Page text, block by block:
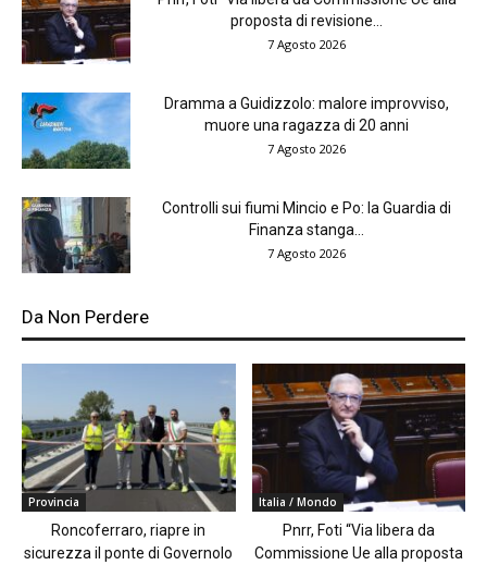
proposta di revisione...
7 Agosto 2026
Dramma a Guidizzolo: malore improvviso,
muore una ragazza di 20 anni
7 Agosto 2026
Controlli sui fiumi Mincio e Po: la Guardia di
Finanza stanga...
7 Agosto 2026
Da Non Perdere
Provincia
Roncoferraro, riapre in
sicurezza il ponte di Governolo
Italia / Mondo
Pnrr, Foti “Via libera da
Commissione Ue alla proposta